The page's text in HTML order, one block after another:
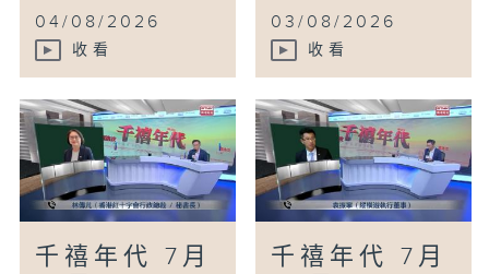
04/08/2026
收看
03/08/2026
收看
千禧年代 7月
千禧年代 7月